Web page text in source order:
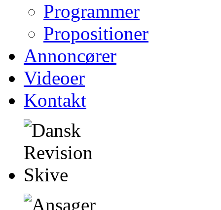
Programmer
Propositioner
Annoncører
Videoer
Kontakt